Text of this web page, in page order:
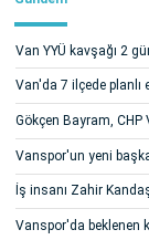
Van YYÜ kavşağı 2
Van'da 7 ilçede
Gökçen Bayram, CHP
Vanspor'un yeni
İş insanı Zahir
Vanspor'da beklenen